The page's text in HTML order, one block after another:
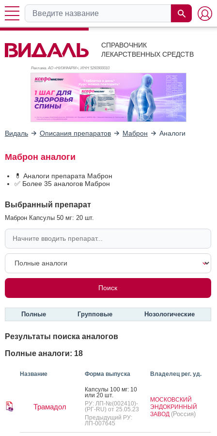
СПРАВОЧНИК
ЛЕКАРСТВЕННЫХ СРЕДСТВ
Реклама. АО «НИЖФАРМ», ИНН 5260900010
Видаль Описания препаратов Маброн Аналоги
Маброн аналоги
💊 Аналоги препарата Маброн
✅ Более 35 аналогов Маброн
Выбранный препарат
Маброн Капсулы 50 мг: 20 шт.
Полные Групповые Нозологические
Результаты поиска аналогов
Полные аналоги: 18
Название Форма выпуска Владелец рег. уд.
Трамадол
Кап­су­лы 100 мг: 10
или 20 шт.
РУ: ЛП-№(002410)-
(РГ-RU) от 25.05.23
Предыдущий РУ:
ЛП-007645
МОСКОВСКИЙ
ЭНДОКРИННЫЙ
ЗАВОД (Россия)